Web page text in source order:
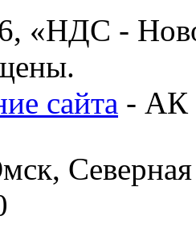
«НДС -
сайта - АК